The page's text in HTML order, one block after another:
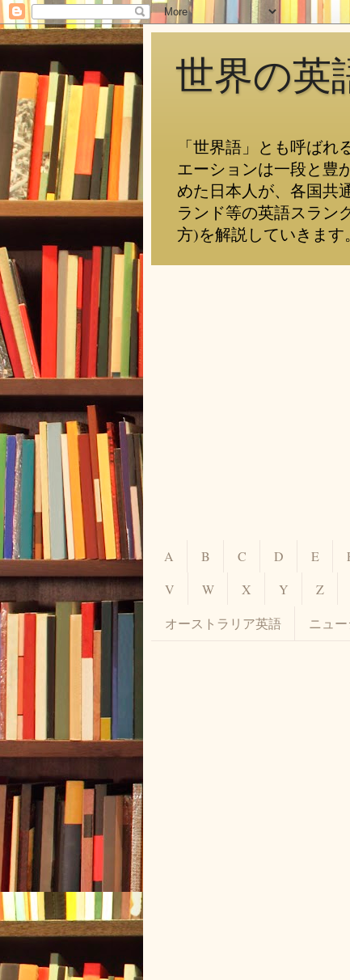
世界の英
「世界語」とも呼ば
エーションは一段と豊
めた日本人が、各国共
ランド等の英語スラン
方)を解説していきます。
A B C D E
V
W X Y Z
オーストラリア英語 ニュ